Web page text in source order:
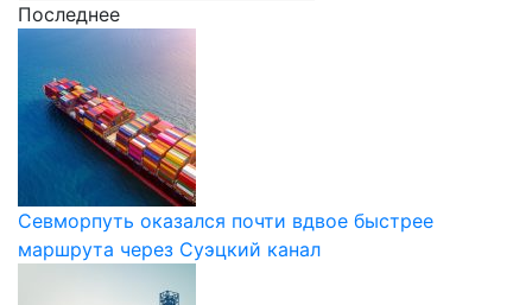
Последнее
Севморпуть оказался почти вдвое быстрее
маршрута через Суэцкий канал